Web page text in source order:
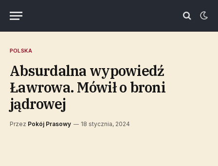
POLSKA
Absurdalna wypowiedź
Ławrowa. Mówił o broni
jądrowej
Przez Pokój Prasowy 18 stycznia, 2024